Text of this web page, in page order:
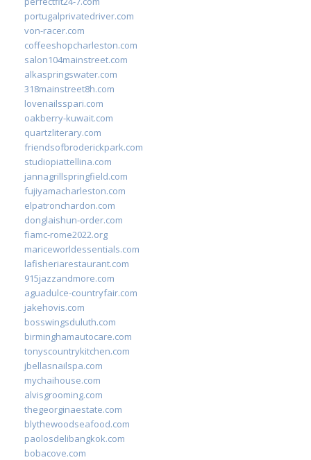
portugalprivatedriver.com
von-racer.com
coffeeshopcharleston.com
salon104mainstreet.com
alkaspringswater.com
318mainstreet8h.com
lovenailsspari.com
oakberry-kuwait.com
quartzliterary.com
friendsofbroderickpark.com
studiopiattellina.com
jannagrillspringfield.com
fujiyamacharleston.com
elpatronchardon.com
donglaishun-order.com
fiamc-rome2022.org
mariceworldessentials.com
lafisheriarestaurant.com
915jazzandmore.com
aguadulce-countryfair.com
jakehovis.com
bosswingsduluth.com
birminghamautocare.com
tonyscountrykitchen.com
jbellasnailspa.com
mychaihouse.com
alvisgrooming.com
thegeorginaestate.com
blythewoodseafood.com
paolosdelibangkok.com
bobacove.com